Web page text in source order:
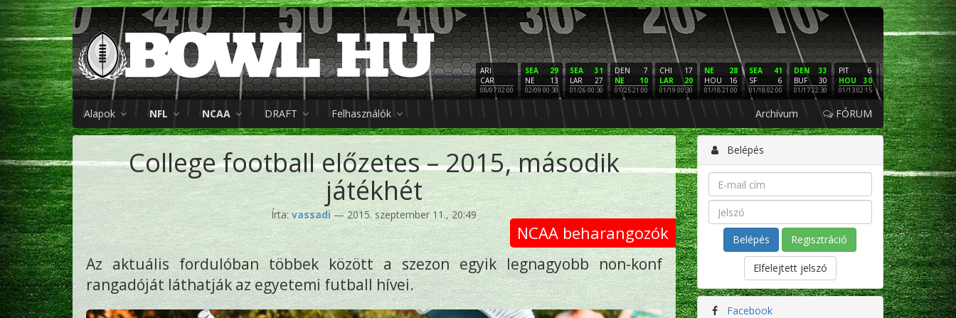
ARI
CAR
08/07 02:00
29
SEA
13
NE
02/09 00:30
31
SEA
27
LAR
01/26 00:30
7
DEN
10
NE
01/25 21:00
17
CHI
20
LAR
01/19 00:30
28
NE
16
HOU
01/18 21:00
41
SEA
6
SF
01/18 02:00
33
DEN
30
BUF
01/17 22:30
6
PIT
30
HOU
01/13 02:15
16
NE
3
LAC
01/12 02:00
PHI
SF
01/11
Alapok NFL NCAA DRAFT Felhasználók Archívum FÓRUM
College football előzetes – 2015, második
játékhét
Írta:vassadi— 2015. szeptember 11., 20:49
NCAA beharangozók
Az aktuális fordulóban többek között a szezon egyik legnagyobb non-konf
rangadóját láthatják az egyetemi futball hívei.
Belépés
Regisztráció
Elfelejtett jelszó
Facebook